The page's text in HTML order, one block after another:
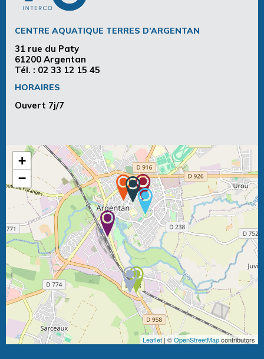
CENTRE AQUATIQUE TERRES D’ARGENTAN
31 rue du Paty
61200 Argentan
Tél. : 02 33 12 15 45
HORAIRES
Ouvert 7j/7
+
−
Leaflet| ©OpenStreetMapcontributors